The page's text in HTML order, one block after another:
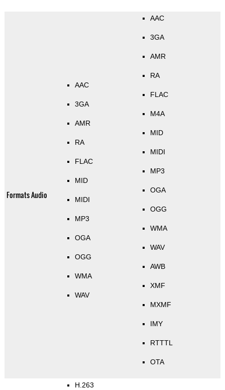
Formats Audio
AAC
3GA
AMR
RA
FLAC
MID
MIDI
MP3
OGA
OGG
WMA
WAV
AAC
3GA
AMR
RA
FLAC
M4A
MID
MIDI
MP3
OGA
OGG
WMA
WAV
AWB
XMF
MXMF
IMY
RTTTL
OTA
H.263